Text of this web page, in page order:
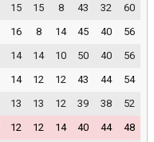
15 15 8 43 32
60
16 8 14 45 40
56
14 14 10 50 40
56
14 12 12 43 44
54
13 13 12 39 38
52
12 12 14 40 44
48